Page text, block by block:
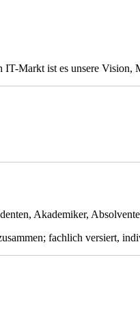
Markt ist es unsere
Akademiker,
fachlich versiert,